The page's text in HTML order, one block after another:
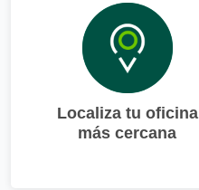
Localiza tu oficina
más cercana